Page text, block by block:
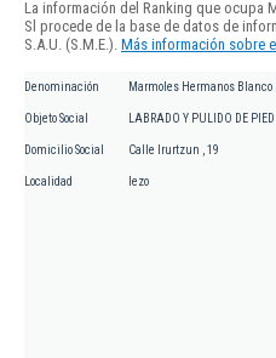
La información del Ranking que ocupa
Sl procede de la base de datos de
S.A.U. (S.M.E.). Más información sobre
Denominación Marmoles Hermanos Blanco
Objeto Social LABRADO Y PULIDO DE
Domicilio Social Calle Irurtzun , 19
Localidad lezo